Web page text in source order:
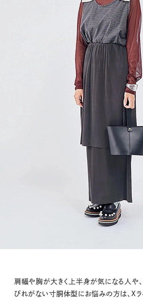
肩幅や胸が大きく上半身が気になる人や、
びれがない寸胴体型にお悩みの方は、Xラ